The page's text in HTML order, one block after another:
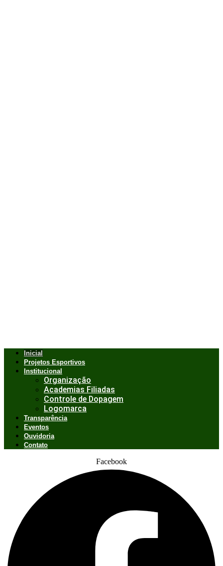
Inicial
Projetos Esportivos
Institucional
Organização
Academias Filiadas
Controle de Dopagem
Logomarca
Transparência
Eventos
Ouvidoria
Contato
Facebook